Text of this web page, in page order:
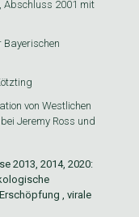
Abschluss 2001 mit
von Westlichen
Jeremy Ross und
2013, 2014, 2020:
, virale